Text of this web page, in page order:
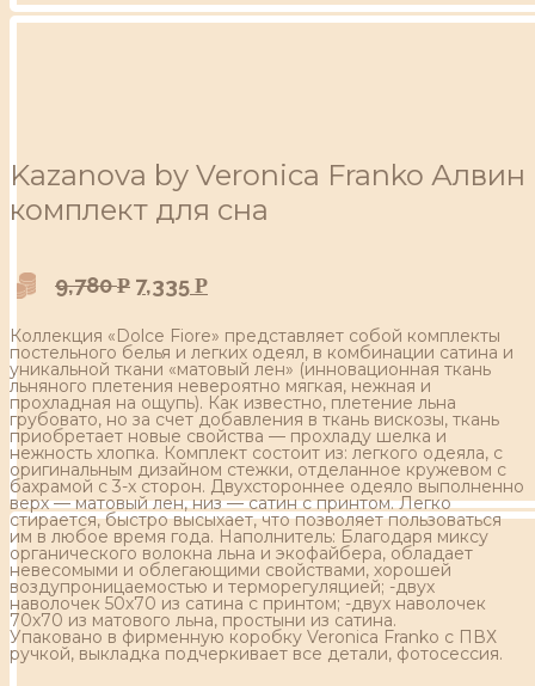
Kazanova by Veronica Franko Алвин
комплект для сна
9,780Р 7,335 Р
Коллекция «Dolce Fiore» представляет собой комплекты
постельного белья и легких одеял, в комбинации сатина и
уникальной ткани «матовый лен» (инновационная ткань
льняного плетения невероятно мягкая, нежная и
прохладная на ощупь). Как известно, плетение льна
грубовато, но за счет добавления в ткань вискозы, ткань
приобретает новые свойства — прохладу шелка и
нежность хлопка. Комплект состоит из: легкого одеяла, с
оригинальным дизайном стежки, отделанное кружевом с
бахрамой с 3-х сторон. Двухстороннее одеяло выполненно
верх — матовый лен, низ — сатин с принтом. Легко
стирается, быстро высыхает, что позволяет пользоваться
им в любое время года. Наполнитель: Благодаря миксу
органического волокна льна и экофайбера, обладает
невесомыми и облегающими свойствами, хорошей
воздупроницаемостью и терморегуляцией; -двух
наволочек 50х70 из сатина с принтом; -двух наволочек
70х70 из матового льна, простыни из сатина.
Упаковано в фирменную коробку Veronica Franko с ПВХ
ручкой, выкладка подчеркивает все детали, фотосессия.